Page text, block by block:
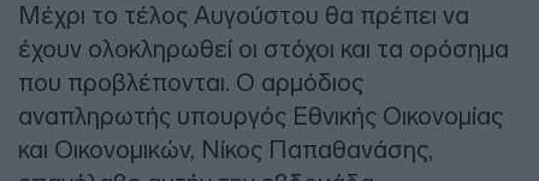
Μέχρι το τέλος Αυγούστου θα πρέπει να
έχουν ολοκληρωθεί οι στόχοι και τα ορόσημα
που προβλέπονται. Ο αρμόδιος
αναπληρωτής υπουργός Εθνικής Οικονομίας
και Οικονομικών, Νίκος Παπαθανάσης,